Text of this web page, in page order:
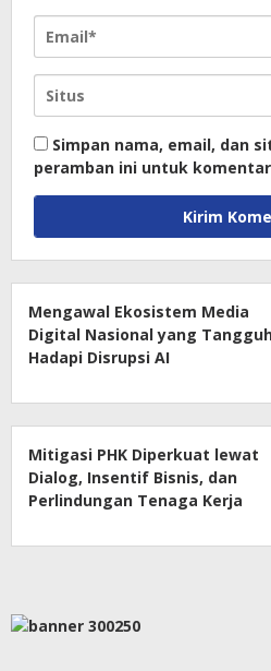
Simpan nama, email, dan
peramban ini untuk
Mengawal Ekosistem Media
Digital Nasional yang
Hadapi Disrupsi AI
Mitigasi PHK Diperkuat lewat
Dialog, Insentif Bisnis, dan
Perlindungan Tenaga Kerja